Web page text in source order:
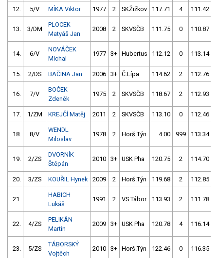
12. 5/V MÍKA Viktor 1977 2 SKŽižkov 117.71 4 111.42
13. 3/DM
PLOCEK
Matyáš Jan
2008 2 SKVSČB 111.75 0 110.87
14. 6/V
NOVÁČEK
Michal
1977 3+ Hubertus 112.12 0 113.14
15. 2/DS BAČINA Jan 2006 3+ Č.Lípa 114.62 2 112.76
16. 7/V
BOČEK
Zdeněk
1975 2 SKVSČB 118.67 2 112.93
17. 1/ZM KREJČÍ Matěj 2011 2 SKVSČB 113.10 0 112.46
18. 8/V
WENDL
Miloslav
1978 2 Horš.Týn 4.00 999 113.34
19. 2/ZS
DVORNÍK
Štěpán
2010 3+ USK Pha 120.75 2 114.70
20. 3/ZS KOUŘIL Hynek 2009 2 Horš.Týn 119.68 2 112.85
21.
HABICH
Lukáš
1991 2 VS Tábor 113.93 2 111.78
22. 4/ZS
PELIKÁN
Martin
2009 3+ USK Pha 120.78 4 116.14
23. 5/ZS
TÁBORSKÝ
Vojtěch
2010 3+ Horš.Týn 122.46 0 116.35